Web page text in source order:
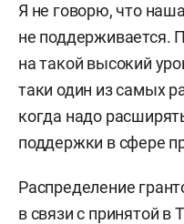
Я не говорю, что
не поддерживается.
на такой высокий
таки один из самых
когда надо
поддержки в сфере
Распределение
в связи с принятой в